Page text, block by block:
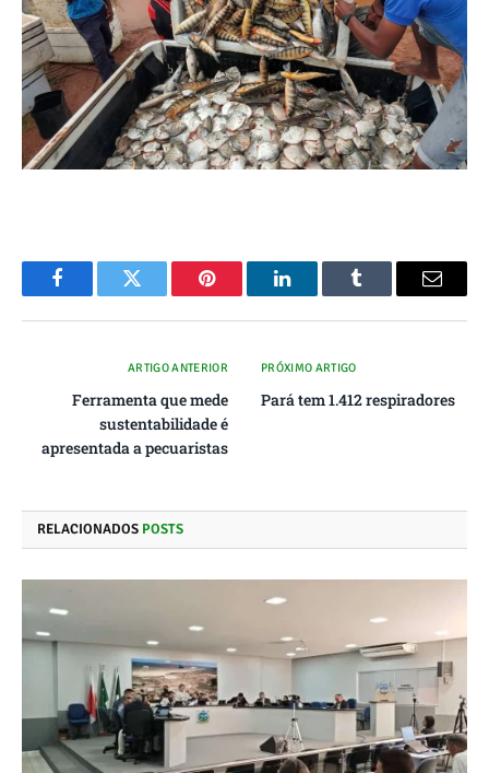
FacebookTwitter Pinterest O
Tumblr
E-
ARTIGO ANTERIOR
Ferramenta que mede
sustentabilidade é
apresentada a pecuaristas
PRÓXIMO ARTIGO
Pará tem 1.412 respiradores
RELACIONADOS POSTS